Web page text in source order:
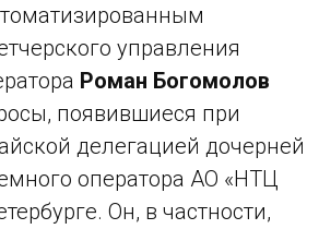
управления
Роман Богомолов
появившиеся при
делегацией дочерней
оператора АО «НТЦ
Он, в частности,